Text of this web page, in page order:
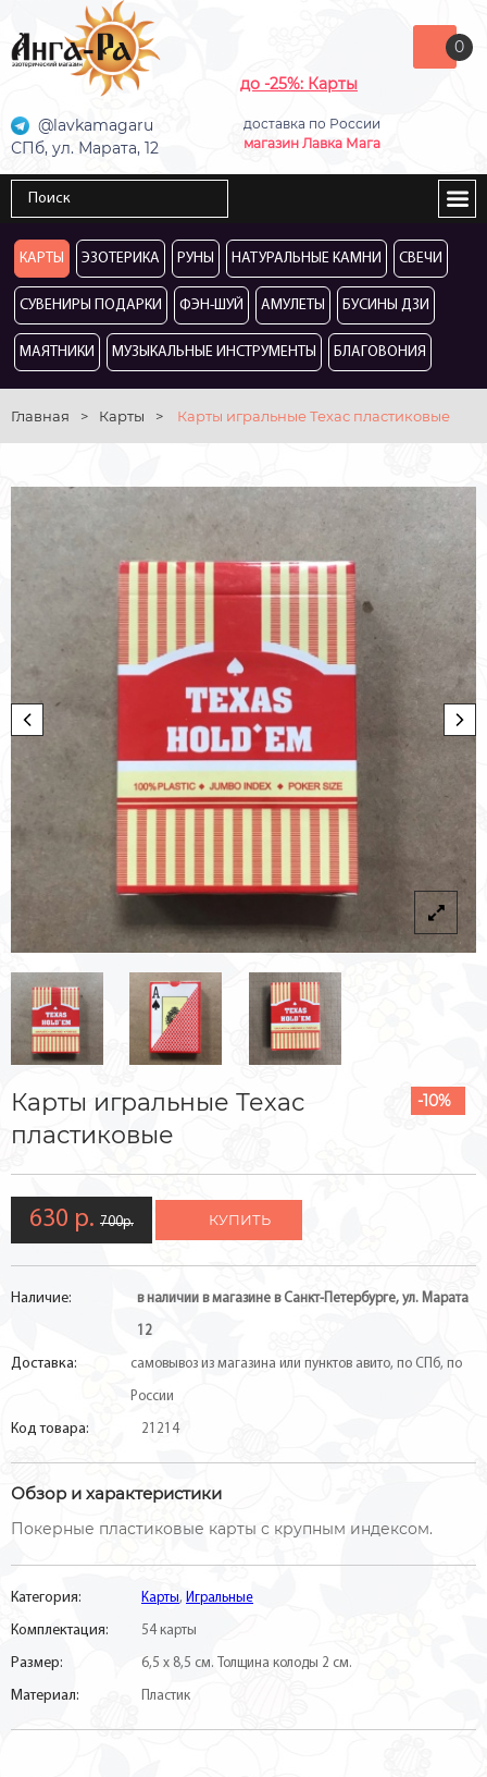
до -25%: Карты
доставка по России
магазин Лавка Мага
@lavkamagaru
СПб, ул. Марата, 12
0
КАРТЫ ЭЗОТЕРИКА РУНЫ НАТУРАЛЬНЫЕ КАМНИ СВЕЧИ
СУВЕНИРЫ ПОДАРКИ ФЭН-ШУЙ АМУЛЕТЫ БУСИНЫ ДЗИ
МАЯТНИКИ МУЗЫКАЛЬНЫЕ ИНСТРУМЕНТЫ БЛАГОВОНИЯ
Главная > Карты > Карты игральные Техас пластиковые
-10%
Карты игральные Техас
пластиковые
630 р. 700р. КУПИТЬ
Наличие: в наличии в магазине в Санкт-Петербурге, ул. Марата
12
Доставка: самовывоз из магазина или пунктов авито, по СПб, по
России
Код товара: 21214
Обзор и характеристики
Покерные пластиковые карты с крупным индексом.
Категория: Карты, Игральные
Комплектация: 54 карты
Размер: 6,5 х 8,5 см. Толщина колоды 2 см.
Материал: Пластик